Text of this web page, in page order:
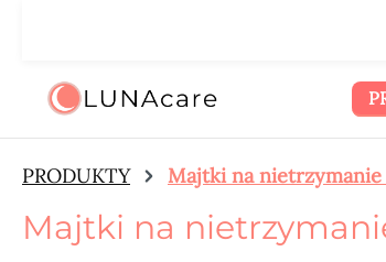
PRODUKTY Majtki na
Majtki na